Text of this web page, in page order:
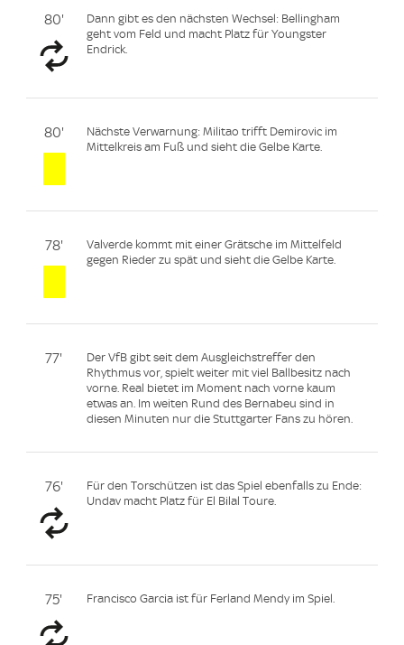
80'
Dann gibt es den nächsten Wechsel: Bellingham
geht vom Feld und macht Platz für Youngster
Endrick.
80'
Nächste Verwarnung: Militao trifft Demirovic im
Mittelkreis am Fuß und sieht die Gelbe Karte.
78'
Valverde kommt mit einer Grätsche im Mittelfeld
gegen Rieder zu spät und sieht die Gelbe Karte.
77'
Der VfB gibt seit dem Ausgleichstreffer den
Rhythmus vor, spielt weiter mit viel Ballbesitz nach
vorne. Real bietet im Moment nach vorne kaum
etwas an. Im weiten Rund des Bernabeu sind in
diesen Minuten nur die Stuttgarter Fans zu hören.
76'
Für den Torschützen ist das Spiel ebenfalls zu Ende:
Undav macht Platz für El Bilal Toure.
75' Francisco Garcia ist für Ferland Mendy im Spiel.